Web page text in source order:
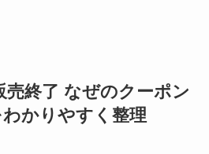
売終了 なぜのクーポン
かりやすく整理